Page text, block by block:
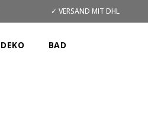
✓ VERSAND MIT DHL
DEKO BAD